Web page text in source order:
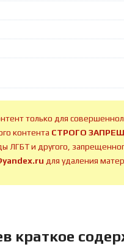
только для
контента СТРОГО
ЛГБТ и другого,
для удаления
краткое